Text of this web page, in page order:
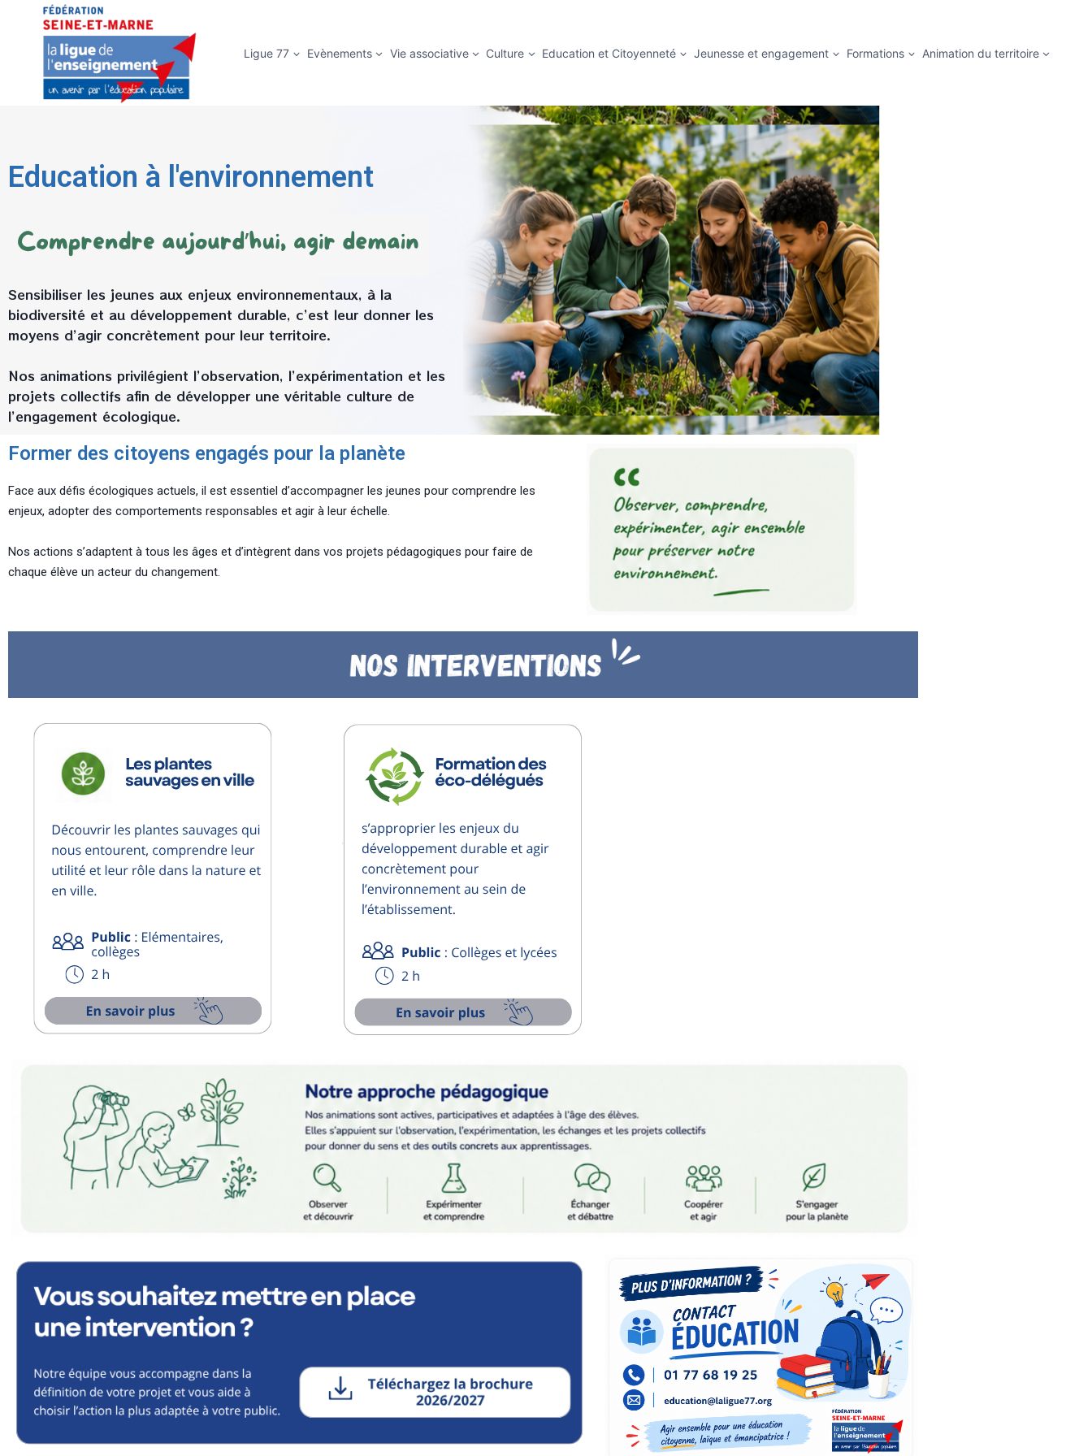
Ligue 77 Evènements Vie associative Culture Education et Citoyenneté Jeunesse et engagement Formations Animation du territoire
Education à l'environnement
Sensibiliser les jeunes aux enjeux environnementaux, à la
biodiversité et au développement durable, c’est leur donner les
moyens d’agir concrètement pour leur territoire.
Nos animations privilégient l’observation, l’expérimentation et les
projets collectifs afin de développer une véritable culture de
l’engagement écologique.
Former des citoyens engagés pour la planète
Face aux défis écologiques actuels, il est essentiel d’accompagner les jeunes pour comprendre les
enjeux, adopter des comportements responsables et agir à leur échelle.
Nos actions s’adaptent à tous les âges et d’intègrent dans vos projets pédagogiques pour faire de
chaque élève un acteur du changement.